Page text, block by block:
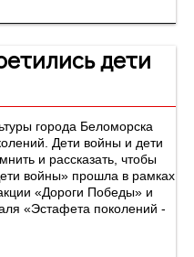
дети
города Беломорска
Дети войны и дети
и рассказать, чтобы
войны» прошла в рамках
-